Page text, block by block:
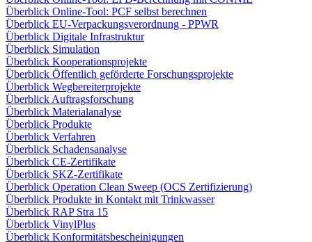
Überblick Online-Tool: PCF selbst berechnen
Überblick EU-Verpackungsverordnung - PPWR
Überblick Digitale Infrastruktur
Überblick Simulation
Überblick Kooperationsprojekte
Überblick Öffentlich geförderte Forschungsprojekte
Überblick Wegbereiterprojekte
Überblick Auftragsforschung
Überblick Materialanalyse
Überblick Produkte
Überblick Verfahren
Überblick Schadensanalyse
Überblick CE-Zertifikate
Überblick SKZ-Zertifikate
Überblick Operation Clean Sweep (OCS Zertifizierung)
Überblick Produkte in Kontakt mit Trinkwasser
Überblick RAP Stra 15
Überblick VinylPlus
Überblick Konformitätsbescheinigungen